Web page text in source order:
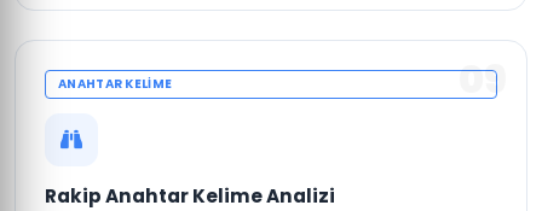
09
ANAHTAR KELIME
Rakip Anahtar Kelime Analizi